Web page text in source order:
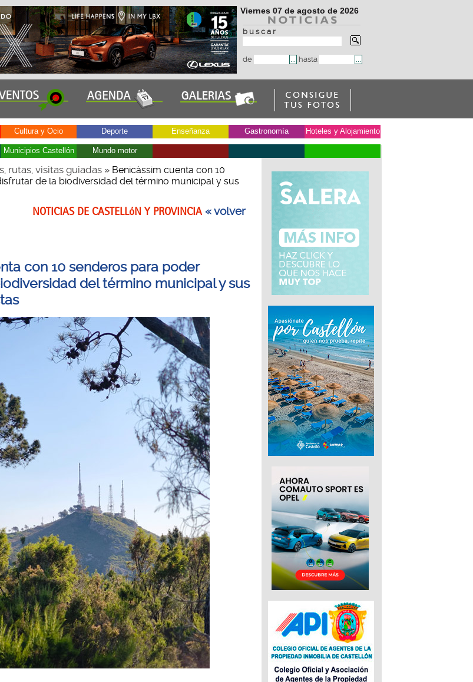
Viernes 07 de agosto de 2026
b u s c a r
de hasta
Cultura y Ocio Deporte Enseñanza Gastronomía Hoteles y Alojamiento
Municipios Castellón Mundo motor
rutas, visitas guiadas» Benicàssim cuenta con 10
de la biodiversidad del término municipal y sus
NOTICIAS DE CASTELLóN Y PROVINCIA« volver
con 10 senderos para poder
del término municipal y sus